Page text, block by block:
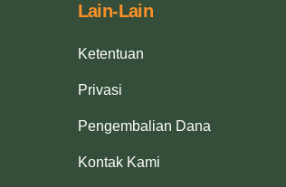
Lain-Lain
Ketentuan
Privasi
Pengembalian Dana
Kontak Kami